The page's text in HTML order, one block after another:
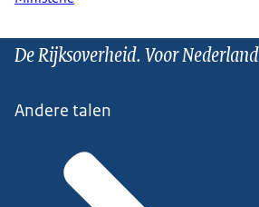
De Rijksoverheid. Voor Nederland
Andere talen